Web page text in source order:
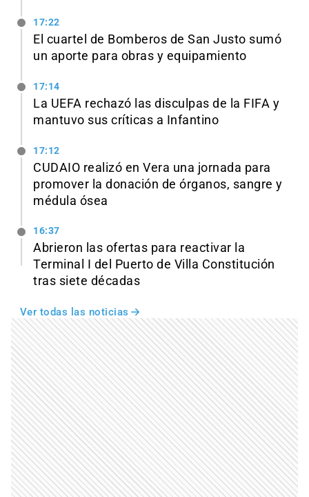
17:22
El cuartel de Bomberos de San Justo sumó
un aporte para obras y equipamiento
17:14
La UEFA rechazó las disculpas de la FIFA y
mantuvo sus críticas a Infantino
17:12
CUDAIO realizó en Vera una jornada para
promover la donación de órganos, sangre y
médula ósea
16:37
Abrieron las ofertas para reactivar la
Terminal I del Puerto de Villa Constitución
tras siete décadas
Ver todas las noticias